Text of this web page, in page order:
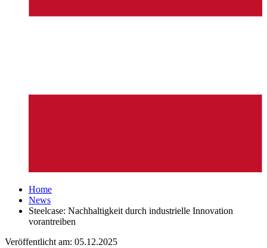
Home
News
Steelcase: Nachhaltigkeit durch industrielle Innovation
vorantreiben
Veröffentlicht am: 05.12.2025